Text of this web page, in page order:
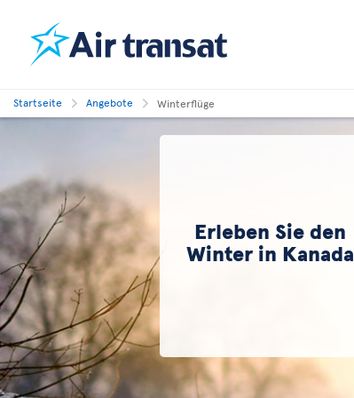
Startseite Angebote Winterflüge
Erleben Sie den
Winter in Kanada